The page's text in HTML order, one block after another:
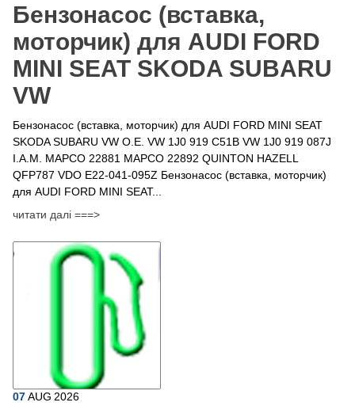
Бензонасос (вставка,
моторчик) для AUDI FORD
MINI SEAT SKODA SUBARU
VW
Бензонасос (вставка, моторчик) для AUDI FORD MINI SEAT
SKODA SUBARU VW O.E. VW 1J0 919 C51B VW 1J0 919 087J
I.A.M. MAPCO 22881 MAPCO 22892 QUINTON HAZELL
QFP787 VDO E22-041-095Z Бензонасос (вставка, моторчик)
для AUDI FORD MINI SEAT...
читати далі ===>
07AUG 2026